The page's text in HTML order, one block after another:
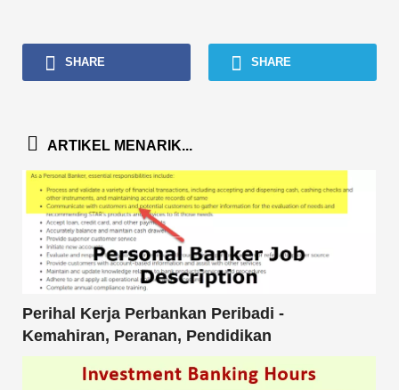
SHARE SHARE
ARTIKEL MENARIK...
Perihal Kerja Perbankan Peribadi -
Kemahiran, Peranan, Pendidikan